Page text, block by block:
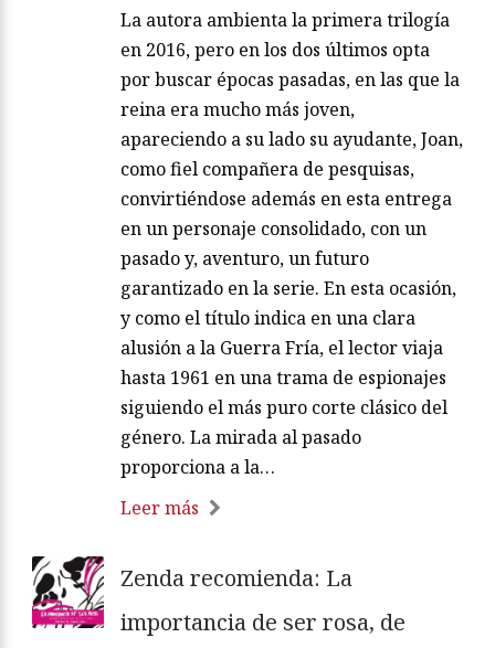
La autora ambienta la primera trilogía
en 2016, pero en los dos últimos opta
por buscar épocas pasadas, en las que la
reina era mucho más joven,
apareciendo a su lado su ayudante, Joan,
como fiel compañera de pesquisas,
convirtiéndose además en esta entrega
en un personaje consolidado, con un
pasado y, aventuro, un futuro
garantizado en la serie. En esta ocasión,
y como el título indica en una clara
alusión a la Guerra Fría, el lector viaja
hasta 1961 en una trama de espionajes
siguiendo el más puro corte clásico del
género. La mirada al pasado
proporciona a la…
Leer más
Zenda recomienda: La
importancia de ser rosa, de